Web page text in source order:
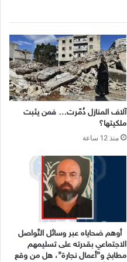
آلاف المنازل دُمّرت… فمن يثبت
ملكيتها؟
منذ 12 ساعة
أوهم ضحاياه عبر وسائل التّواصل
الاجتماعي بقدرته على تسليمهم
مطابخ و”أعمال نجارة”، هل من وقع